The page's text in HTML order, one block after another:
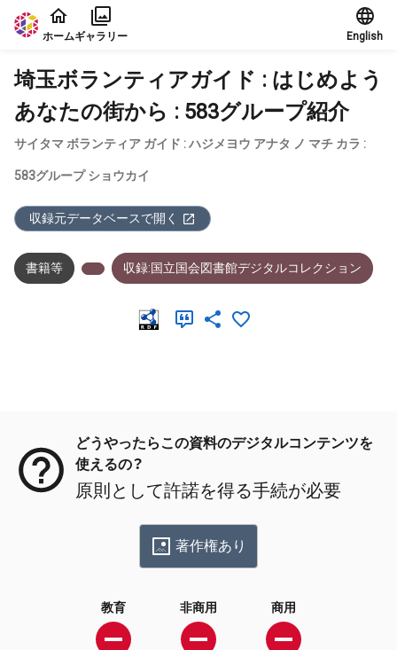
本文に飛ぶ
ホームギャラリー English
埼玉ボランティアガイド : はじめよう
あなたの街から : 583グループ紹介
サイタマ ボランティア ガイド : ハジメヨウ アナタ ノ マチ カラ :
583グループ ショウカイ
収録元データベースで開く
書籍等 収録:国立国会図書館デジタルコレクション
どうやったらこの資料のデジタルコンテンツを
使えるの？
原則として許諾を得る手続が必要
著作権あり
教育 非商用 商用